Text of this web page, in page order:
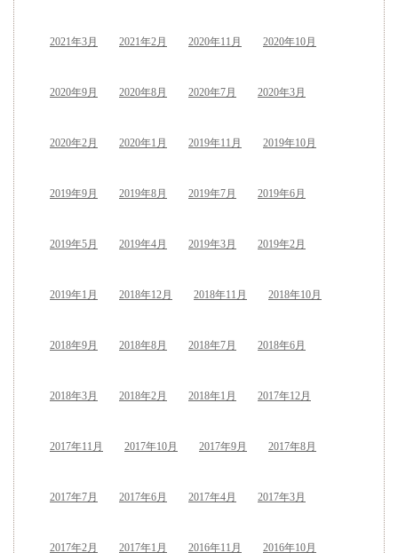
2021年3月 2021年2月 2020年11月 2020年10月
2020年9月 2020年8月 2020年7月 2020年3月
2020年2月 2020年1月 2019年11月 2019年10月
2019年9月 2019年8月 2019年7月 2019年6月
2019年5月 2019年4月 2019年3月 2019年2月
2019年1月 2018年12月 2018年11月 2018年10月
2018年9月 2018年8月 2018年7月 2018年6月
2018年3月 2018年2月 2018年1月 2017年12月
2017年11月 2017年10月 2017年9月 2017年8月
2017年7月 2017年6月 2017年4月 2017年3月
2017年2月 2017年1月 2016年11月 2016年10月